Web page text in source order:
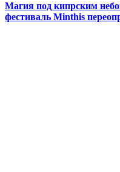
Магия под кипрским
фестиваль Minthis